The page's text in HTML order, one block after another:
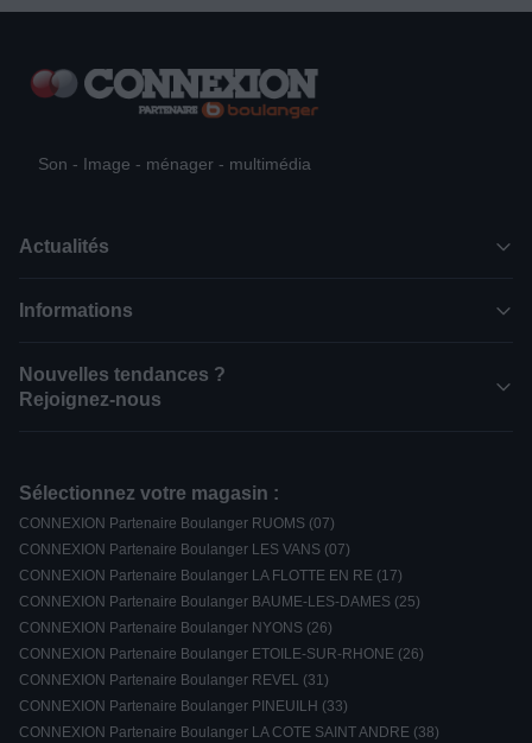
Son - Image - ménager - multimédia
Actualités
Informations
Nouvelles tendances ?
Rejoignez-nous
Sélectionnez votre magasin :
CONNEXION Partenaire Boulanger RUOMS (07)
CONNEXION Partenaire Boulanger LES VANS (07)
CONNEXION Partenaire Boulanger LA FLOTTE EN RE (17)
CONNEXION Partenaire Boulanger BAUME-LES-DAMES (25)
CONNEXION Partenaire Boulanger NYONS (26)
CONNEXION Partenaire Boulanger ETOILE-SUR-RHONE (26)
CONNEXION Partenaire Boulanger REVEL (31)
CONNEXION Partenaire Boulanger PINEUILH (33)
CONNEXION Partenaire Boulanger LA COTE SAINT ANDRE (38)